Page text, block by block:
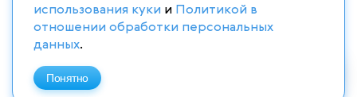
ИМЕЮТСЯ ПРОТИВОПОКАЗАНИЯ. НЕОБХОДИМО
ПРОКОНСУЛЬТИРОВАТЬСЯ СО СПЕЦИАЛИСТОМ
использования куки и Политикой в
отношении обработки персональных
данных.
Понятно